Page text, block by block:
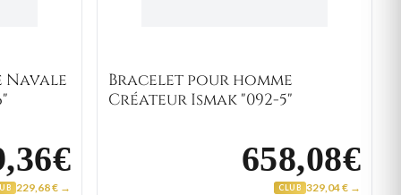
Navale
229,68 € →
Bracelet pour homme
Créateur Ismak "092-5"
658,08€
CLUB 329,04 € →